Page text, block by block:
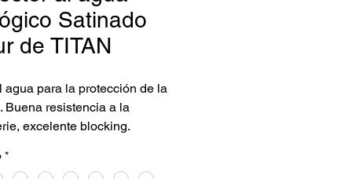
Satinado
de TITAN
agua para la protección de la
Buena resistencia a la
excelente blocking.
amarillea.
*